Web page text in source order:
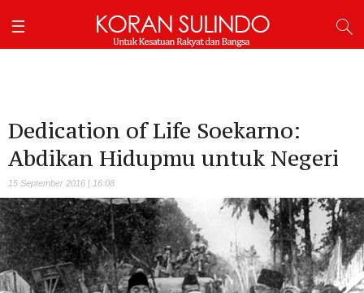
Dedication of Life Soekarno:
Abdikan Hidupmu untuk Negeri
15 September 2016 | 16:08